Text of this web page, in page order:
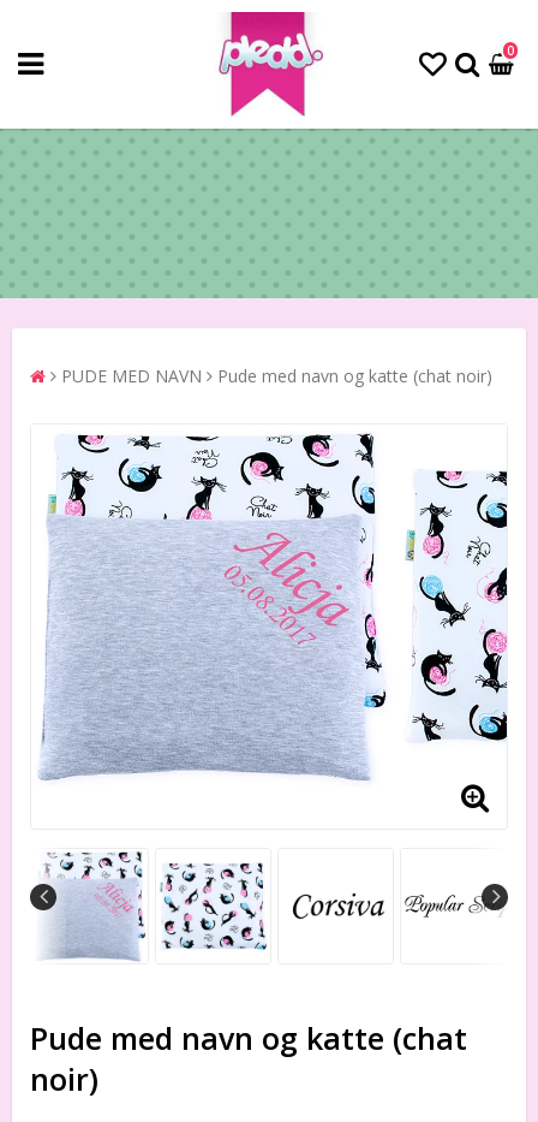
0
PUDE MED NAVN Pude med navn og katte (chat noir)
Pude med navn og katte (chat
noir)